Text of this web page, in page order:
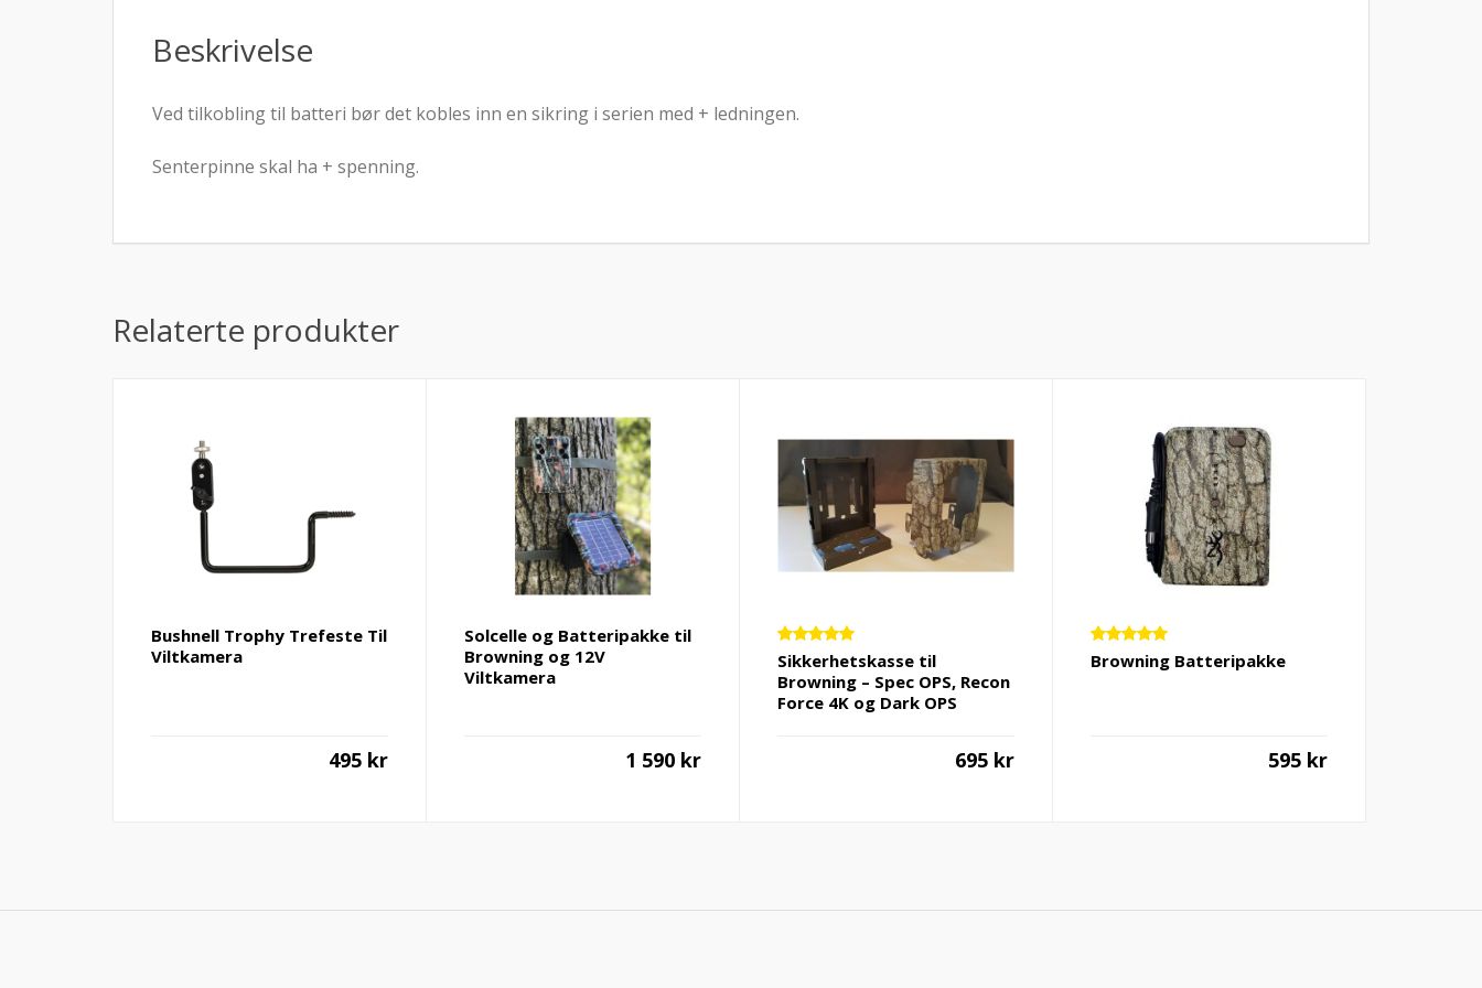
Beskrivelse
Ved tilkobling til batteri bør det kobles inn en sikring i serien med + ledningen.
Senterpinne skal ha + spenning.
Relaterte produkter
Bushnell Trophy Trefeste Til
Viltkamera
495 kr
Solcelle og Batteripakke til
Browning og 12V
Viltkamera
1 590 kr
Vurdert
5.00av 5
Sikkerhetskasse til
Browning – Spec OPS, Recon
Force 4K og Dark OPS
695 kr
Vurdert
5.00av 5
Browning Batteripakke
595 kr